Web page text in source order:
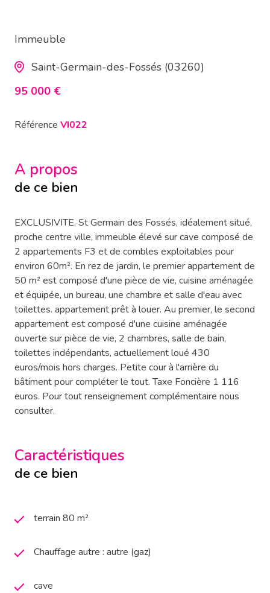
Immeuble
Saint-Germain-des-Fossés (03260)
95 000 €
Référence VI022
A propos
de ce bien
EXCLUSIVITE, St Germain des Fossés, idéalement situé,
proche centre ville, immeuble élevé sur cave composé de
2 appartements F3 et de combles exploitables pour
environ 60m². En rez de jardin, le premier appartement de
50 m² est composé d'une pièce de vie, cuisine aménagée
et équipée, un bureau, une chambre et salle d'eau avec
toilettes. appartement prêt à louer. Au premier, le second
appartement est composé d'une cuisine aménagée
ouverte sur pièce de vie, 2 chambres, salle de bain,
toilettes indépendants, actuellement loué 430
euros/mois hors charges. Petite cour à l'arrière du
bâtiment pour compléter le tout. Taxe Foncière 1 116
euros. Pour tout renseignement complémentaire nous
consulter.
Caractéristiques
de ce bien
terrain 80 m²
Chauffage autre : autre (gaz)
cave